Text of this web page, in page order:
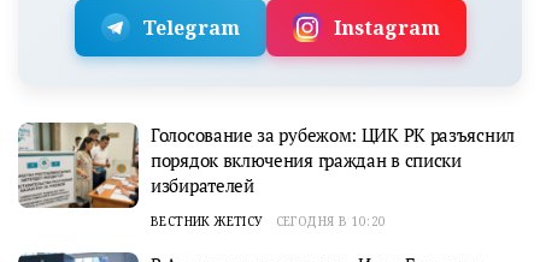
Telegram Instagram
Голосование за рубежом: ЦИК РК разъяснил
порядок включения граждан в списки
избирателей
ВЕСТНИК ЖЕТІСУ СЕГОДНЯ В 10:20